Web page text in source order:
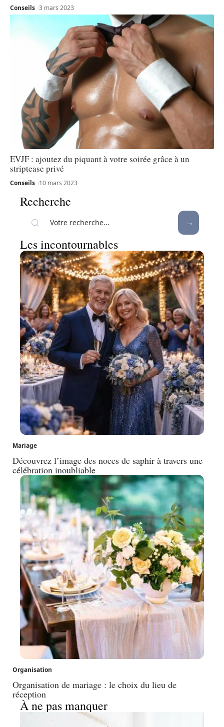
Conseils 3 mars 2023
EVJF : ajoutez du piquant à votre soirée grâce à un
striptease privé
Conseils 10 mars 2023
Recherche
Les incontournables
Mariage
Découvrez l’image des noces de saphir à travers une
célébration inoubliable
Organisation
Organisation de mariage : le choix du lieu de
réception
À ne pas manquer